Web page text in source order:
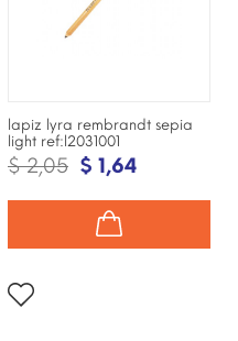
lapiz lyra rembrandt sepia
light ref:l2031001
$ 2,05 $ 1,64